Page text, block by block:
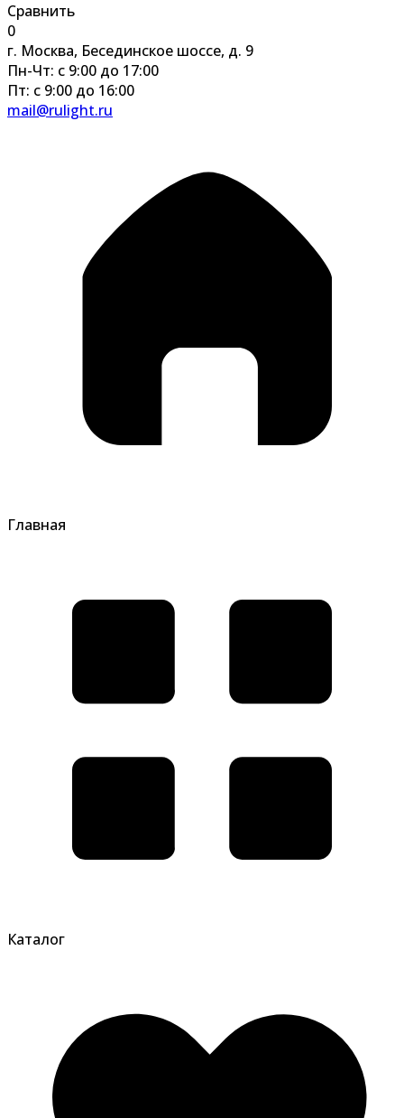
Сравнить
0
г. Москва, Бесединское шоссе, д. 9
Пн-Чт: с 9:00 до 17:00
Пт: с 9:00 до 16:00
mail@rulight.ru
Главная
Каталог